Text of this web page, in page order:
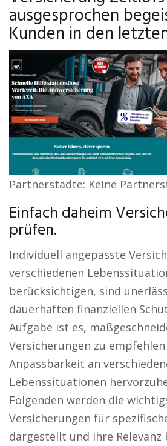
ausgesprochen
Kunden in den
Partnerstädte: Keine
Einfach daheim
prüfen.
Individuell angepasste
verschiedenen
berücksichtigen, sind
dauerhaften finanziellen
Aufgabe ist es,
Versicherungen zu
Anpassbarkeit an
Lebenssituationen
Folgenden werden die
Versicherungen für
dargestellt und ihre Relevanz